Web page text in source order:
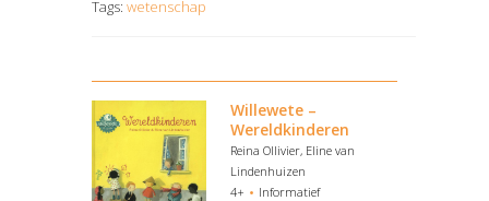
Tags: wetenschap
Willewete –
Wereldkinderen
Reina Ollivier, Eline van
Lindenhuizen
4+
Informatief